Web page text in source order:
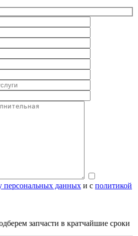
персональных данных и с политикой
запчасти в кратчайшие сроки